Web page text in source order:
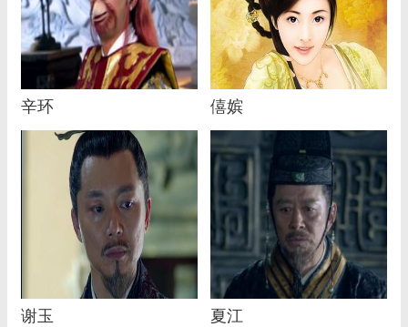
辛环 僖嫔
谢玉 夏江